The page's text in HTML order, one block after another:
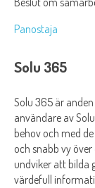
Panostaja
Solu 365
Solu 365 är
användare av
behov och med
och snabb vy
undviker att bilda
värdefull